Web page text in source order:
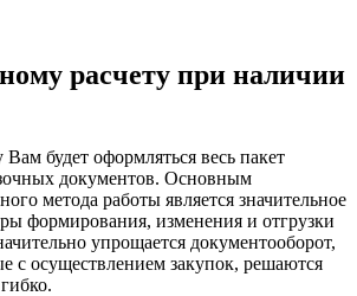
расчету при наличии
будет оформляться весь пакет
документов. Основным
метода работы является значительное
формирования, изменения и отгрузки
упрощается документооборот,
с осуществлением закупок, решаются